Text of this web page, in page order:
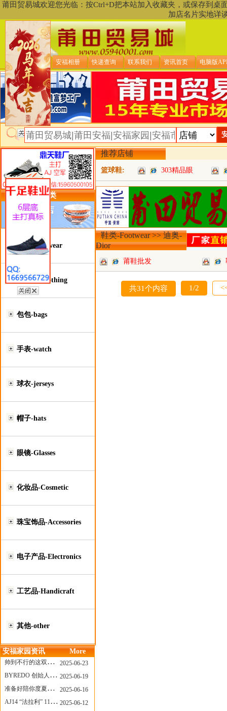
莆田贸易城欢迎您光临：按Ctrl+D把本站加入收藏夹，或保存到
加店名片实地详
贸易城首页 安福相册 快递查询 联系我们 资讯首页 电脑版
类目详细分类
鞋类-Footwear
服装类-Clothing
包包-bags
手表-watch
球衣-jerseys
帽子-hats
眼镜-Glasses
化妆品-Cosmetic
珠宝饰品-Accessories
电子产品-Electronics
工艺品-Handicraft
其他-other
安福家园资讯 More
帅到不行的这双跑鞋，其实藏着Nike第一位签约跑者的故事
2025-06-23
BYREDO 创始人离任，也带走了那份灵魂感
2025-06-19
准备好陪你度夏，nanamica x Suicoke 新联名来了
2025-06-16
AJ14 “法拉利” 11年后回归，红色超跑气场全开
2025-06-12
推荐店铺
篮球鞋: 303精品眼
鞋类-Footwear >> 迪奥-
Dior
莆鞋批发
共31个内容 1/2